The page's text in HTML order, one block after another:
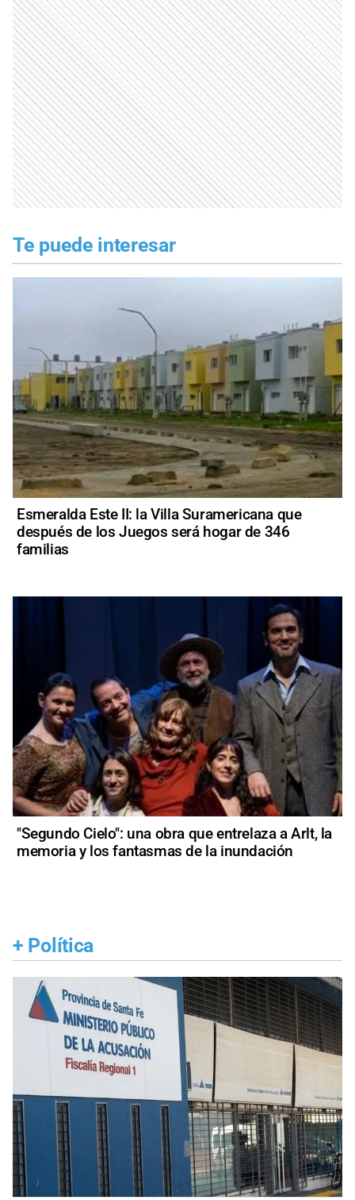
Te puede interesar
Esmeralda Este II: la Villa Suramericana que
después de los Juegos será hogar de 346
familias
"Segundo Cielo": una obra que entrelaza a Arlt, la
memoria y los fantasmas de la inundación
+ Política